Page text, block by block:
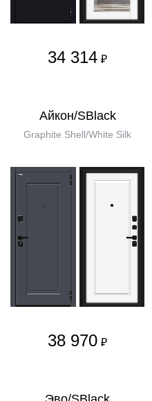
34 314 ₽
Айкон/SBlack
Graphite Shell/White Silk
38 970 ₽